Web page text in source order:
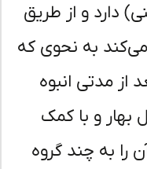
و از طریق
به نحوی که
انبوه
و با کمک
چند گروه